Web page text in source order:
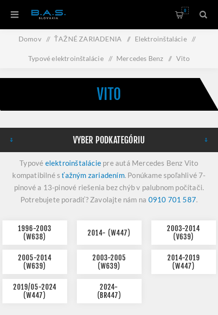
0
Domov / ŤAŽNÉ ZARIADENIA / Elektroinštalácie /
Typové elektroinštalácie / Mercedes Benz / Vito
VITO
VYBER PODKATEGÓRIU
Typové elektroinštalácie pre autá Mercedes Benz Vito
kompatibilné sťažným zariadením. Ponúkame spoľahlivé 7-
pinové a 13-pinové riešenia bez chýb v palubnom počítači.
Potrebujete poradiť? Zavolajte nám na 0910 701 587.
1996-2003
(W638)
2014- (W447)
2003-2014
(V639)
2005-2014
(W639)
2003-2005
(W639)
2014-2019
(W447)
2019/05-2024
(W447)
2024-
(BR447)